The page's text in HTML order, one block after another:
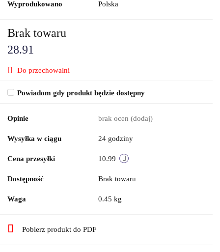
Wyprodukowano Polska
Brak towaru
28.91
Do przechowalni
Powiadom gdy produkt będzie dostępny
Opinie brak ocen (dodaj)
Wysyłka w ciągu 24 godziny
Cena przesyłki 10.99
Dostępność Brak towaru
Waga 0.45 kg
Pobierz produkt do PDF